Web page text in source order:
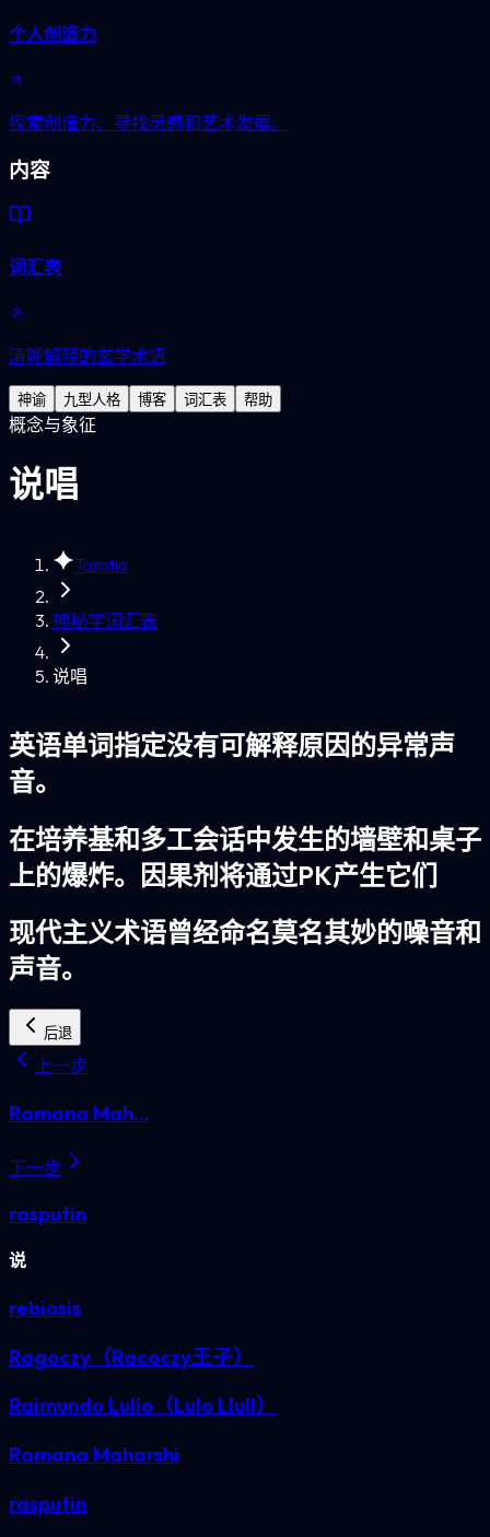
个人创造力
探索创造力、寻找灵感和艺术发展。
内容
词汇表
清晰解释的玄学术语
神谕 九型人格 博客 词汇表 帮助
概念与象征
说唱
Tarotia
神秘学词汇表
说唱
英语单词指定没有可解释原因的异常声
音。
在培养基和多工会话中发生的墙壁和桌子
上的爆炸。因果剂将通过PK产生它们
现代主义术语曾经命名莫名其妙的噪音和
声音。
后退
上一步
Ramana Mah...
下一步
rasputin
说
rebiosis
Ragoczy（Racoczy王子）
Raimundo Lulio（Lulo Llull）
Ramana Maharshi
rasputin